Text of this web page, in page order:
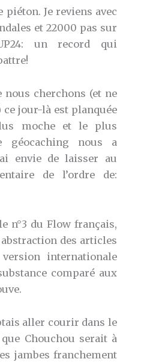
piéton. Je reviens avec
et 22000 pas sur
un record qui
nous cherchons (et ne
jour-là est planquée
moche et le plus
géocaching nous a
envie de laisser au
de l’ordre de:
n°3 du Flow français,
des articles
internationale
comparé aux
aller courir dans le
Chouchou serait à
jambes franchement